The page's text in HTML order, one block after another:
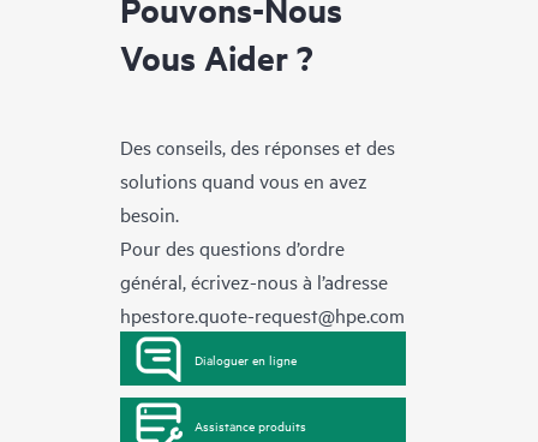
Vous Aider ?
Des conseils, des réponses et des
solutions quand vous en avez
besoin.
Pour des questions d’ordre
général, écrivez-nous à l’adresse
hpestore.quote-request@hpe.com
Dialoguer en ligne
Assistance produits